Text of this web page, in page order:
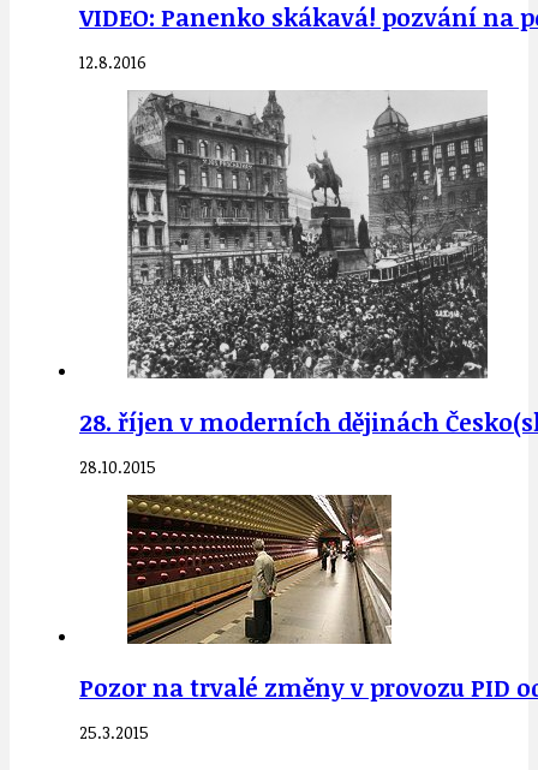
VIDEO: Panenko skákavá! pozvání na
12.8.2016
28. říjen v moderních dějinách
28.10.2015
Pozor na trvalé změny v provozu PID
25.3.2015